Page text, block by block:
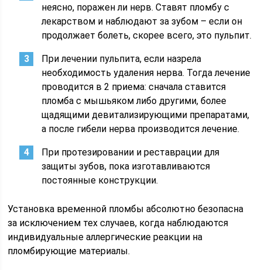
неясно, поражен ли нерв. Ставят пломбу с
лекарством и наблюдают за зубом – если он
продолжает болеть, скорее всего, это пульпит.
При лечении пульпита, если назрела
необходимость удаления нерва. Тогда лечение
проводится в 2 приема: сначала ставится
пломба с мышьяком либо другими, более
щадящими девитализирующими препаратами,
а после гибели нерва производится лечение.
При протезировании и реставрации для
защиты зубов, пока изготавливаются
постоянные конструкции.
Установка временной пломбы абсолютно безопасна
за исключением тех случаев, когда наблюдаются
индивидуальные аллергические реакции на
пломбирующие материалы.